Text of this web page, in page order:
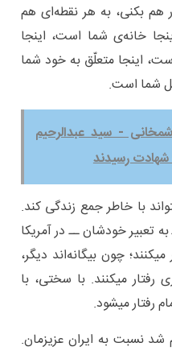
هم بکنی، به هر نقطه‌ای هم
خانه‌ی شما است، اینجا
اینجا متعلّق به خود شما
شما است.
- سید عبدالرحیم
شهادت رسیدند
با خاطر جمع زندگی کند.
تعبیر خودشان ــ در آمریکا
چون بیگانه‌اند دیگر،
رفتار میکنند. با سختی، با
رفتار میشود.
شد نسبت به ایران عزیزمان.